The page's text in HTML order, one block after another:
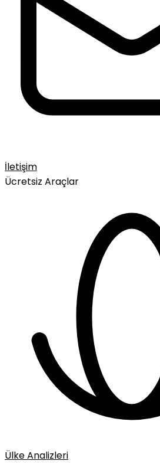
İletişim
Ücretsiz Araçlar
Ülke Analizleri